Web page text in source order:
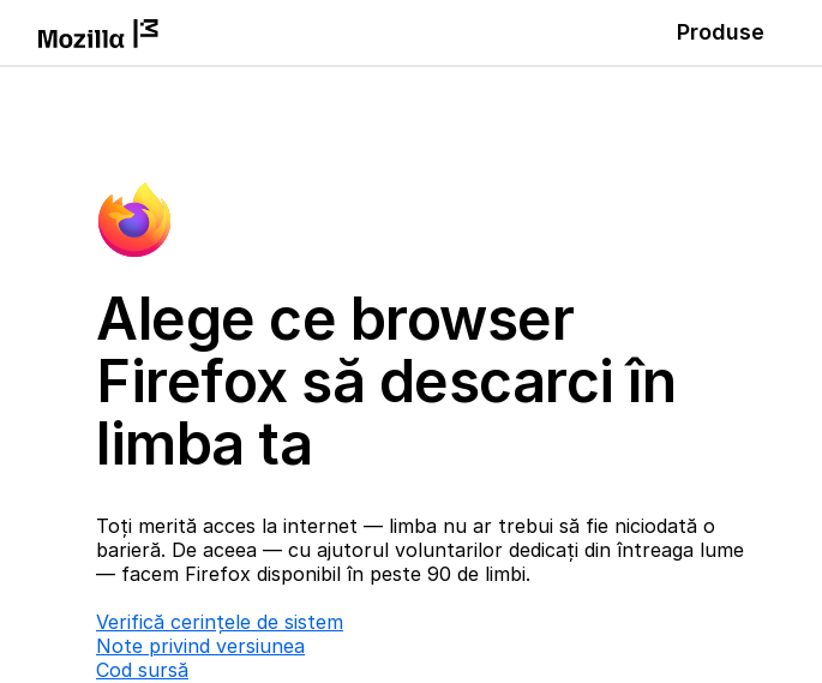
Produse
Alege ce browser
Firefox să descarci în
limba ta
Toți merită acces la internet — limba nu ar trebui să fie niciodată o
barieră. De aceea — cu ajutorul voluntarilor dedicați din întreaga lume
— facem Firefox disponibil în peste 90 de limbi.
Verifică cerințele de sistem
Note privind versiunea
Cod sursă